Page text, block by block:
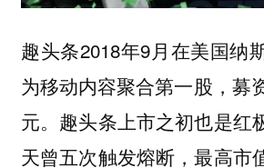
趣头条2018年9月在美国纳
为移动内容聚合第一股，募
元。趣头条上市之初也是红
天曾五次触发熔断，最高市